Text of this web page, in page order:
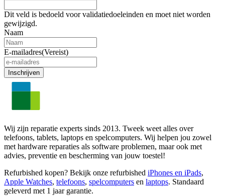
Dit veld is bedoeld voor validatiedoeleinden en moet niet worden
gewijzigd.
Naam
E-mailadres(Vereist)
Wij zijn reparatie experts sinds 2013. Tweek weet alles over
telefoons, tablets, laptops en spelcomputers. Wij helpen jou zowel
met hardware reparaties als software problemen, maar ook met
advies, preventie en bescherming van jouw toestel!
Refurbished kopen? Bekijk onze refurbished iPhones en iPads,
Apple Watches, telefoons, spelcomputers en laptops. Standaard
geleverd met 1 jaar garantie.